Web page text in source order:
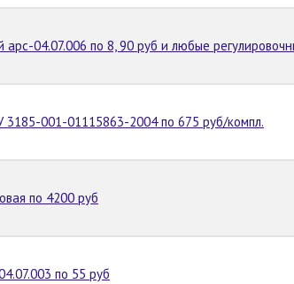
арс-04.07.006 по 8, 90 руб и любые
3185-001-01115863-2004 по 675 руб/компл.
по 4200 руб
по 55 руб